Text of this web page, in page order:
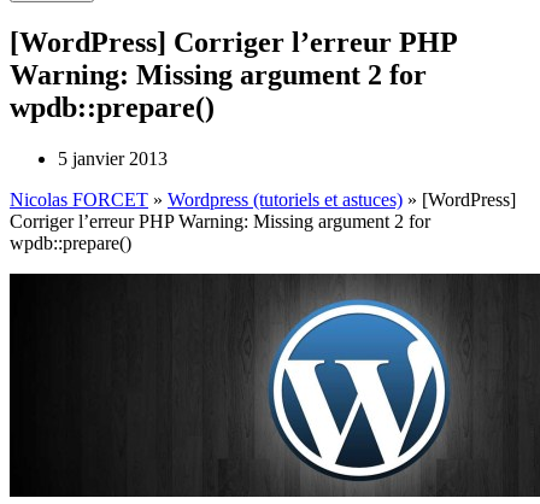
[WordPress] Corriger l’erreur PHP
Warning: Missing argument 2 for
wpdb::prepare()
5 janvier 2013
Nicolas FORCET » Wordpress (tutoriels et astuces) » [WordPress]
Corriger l’erreur PHP Warning: Missing argument 2 for
wpdb::prepare()